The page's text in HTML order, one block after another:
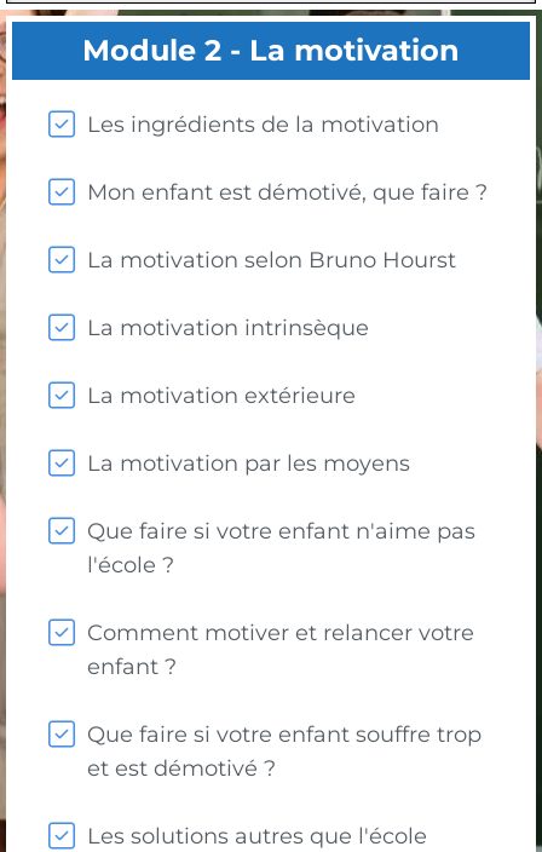
Module 2 - La motivation
Les ingrédients de la motivation
Mon enfant est démotivé, que faire ?
La motivation selon Bruno Hourst
La motivation intrinsèque
La motivation extérieure
La motivation par les moyens
Que faire si votre enfant n'aime pas
l'école ?
Comment motiver et relancer votre
enfant ?
Que faire si votre enfant souffre trop
et est démotivé ?
Les solutions autres que l'école